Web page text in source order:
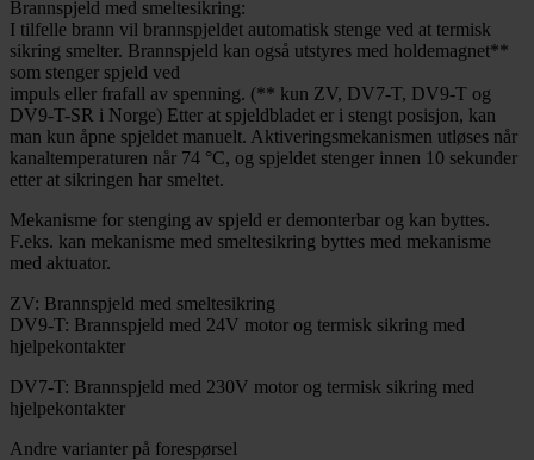
Brannspjeld med smeltesikring:
I tilfelle brann vil brannspjeldet automatisk stenge ved at termisk
sikring smelter. Brannspjeld kan også utstyres med holdemagnet**
som stenger spjeld ved
impuls eller frafall av spenning. (** kun ZV, DV7-T, DV9-T og
DV9-T-SR i Norge) Etter at spjeldbladet er i stengt posisjon, kan
man kun åpne spjeldet manuelt. Aktiveringsmekanismen utløses når
kanaltemperaturen når 74 °C, og spjeldet stenger innen 10 sekunder
etter at sikringen har smeltet.
Mekanisme for stenging av spjeld er demonterbar og kan byttes.
F.eks. kan mekanisme med smeltesikring byttes med mekanisme
med aktuator.
ZV: Brannspjeld med smeltesikring
DV9-T: Brannspjeld med 24V motor og termisk sikring med
hjelpekontakter
DV7-T: Brannspjeld med 230V motor og termisk sikring med
hjelpekontakter
Andre varianter på forespørsel